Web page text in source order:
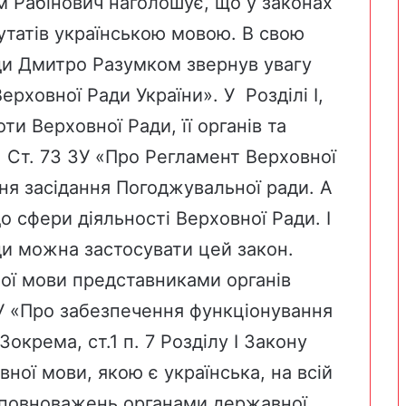
українською мовою. В свою
Дмитро Разумком звернув увагу
Ради України». У Розділі I,
Верховної Ради, її органів та
Ст. 73 ЗУ «Про Регламент Верховної
засідання Погоджувальної ради. А
сфери діяльності Верховної Ради. І
можна застосувати цей закон.
мови представниками органів
«Про забезпечення функціонування
ст.1 п. 7 Розділу I Закону
мови, якою є українська, на всій